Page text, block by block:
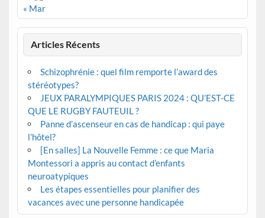
« Mar
Articles Récents
Schizophrénie : quel film remporte l’award des
stéréotypes?
JEUX PARALYMPIQUES PARIS 2024 : QU’EST-CE
QUE LE RUGBY FAUTEUIL ?
Panne d’ascenseur en cas de handicap : qui paye
l’hôtel?
[En salles] La Nouvelle Femme : ce que Maria
Montessori a appris au contact d’enfants
neuroatypiques
Les étapes essentielles pour planifier des
vacances avec une personne handicapée